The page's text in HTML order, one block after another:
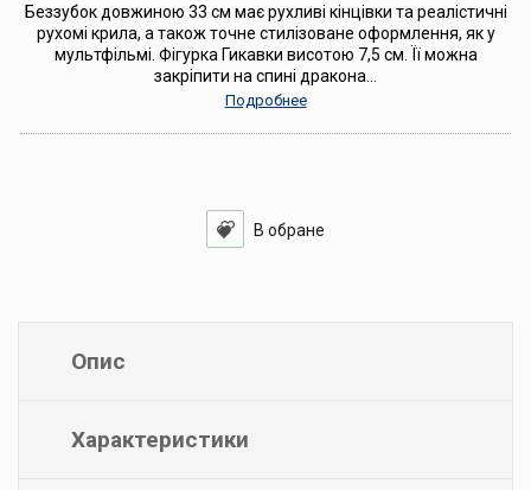
Беззубок довжиною 33 см має рухливі кінцівки та реалістичні
рухомі крила, а також точне стилізоване оформлення, як у
мультфільмі. Фігурка Гикавки висотою 7,5 см. Її можна
закріпити на спині дракона...
Подробнее
Опис
Характеристики